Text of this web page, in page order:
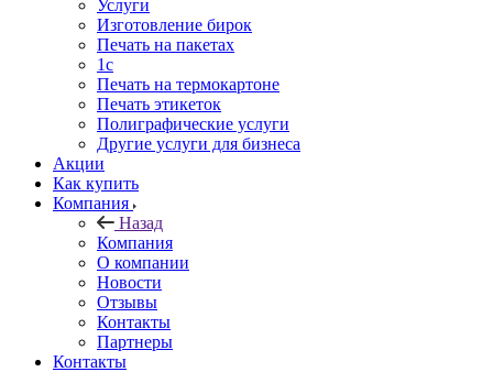
Услуги
Изготовление бирок
Печать на пакетах
1c
Печать на термокартоне
Печать этикеток
Полиграфические услуги
Другие услуги для бизнеса
Акции
Как купить
Компания
Назад
Компания
О компании
Новости
Отзывы
Контакты
Партнеры
Контакты